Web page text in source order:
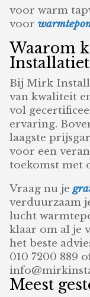
voor warm
voor
Waarom
Bij Mirk
van kwaliteit
vol
ervaring.
laagste
voor een
toekomst met
Vraag nu je
verduurzaam
lucht
klaar om al je
het beste
010 7200 889
Meest